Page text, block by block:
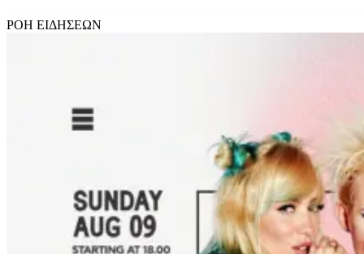
ΡΟΗ ΕΙΔΗΣΕΩΝ